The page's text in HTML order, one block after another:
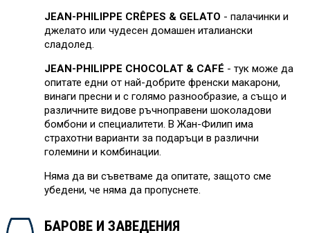
JEAN-PHILIPPE CRÊPES & GELATO - палачинки и
джелато или чудесен домашен италиански
сладолед.
JEAN-PHILIPPE CHOCOLAT & CAFÉ - тук може да
опитате едни от най-добрите френски макарони,
винаги пресни и с голямо разнообразие, а също и
различните видове ръчноправени шоколадови
бомбони и специалитети. В Жан-Филип има
страхотни варианти за подаръци в различни
големини и комбинации.
Няма да ви съветваме да опитате, защото сме
убедени, че няма да пропуснете.
БАРОВЕ И ЗАВЕДЕНИЯ